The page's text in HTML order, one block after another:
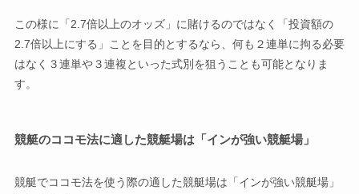
この様に「2.7倍以上のオッズ」に賭けるのではなく「投資額の
2.7倍以上にする」ことを目的とするなら、何も２連単に拘る必要
はなく３連単や３連複といった式別を狙うことも可能となりま
す。
競艇のココモ法に適した競艇場は「インが強い競艇場」
競艇でココモ法を使う際の適した競艇場は「インが強い競艇場」